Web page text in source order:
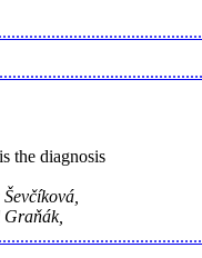
the diagnosis